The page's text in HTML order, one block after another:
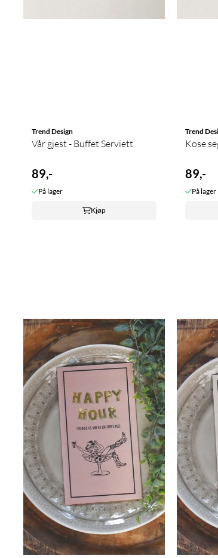
Trend Design
Vår gjest - Buffet Serviett
89,-
På lager
Kjøp
Trend
Kose
89,-
På lager